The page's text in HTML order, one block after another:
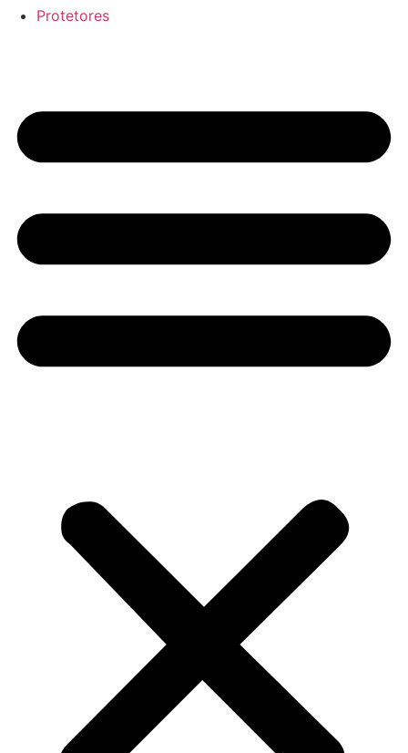
Protetores